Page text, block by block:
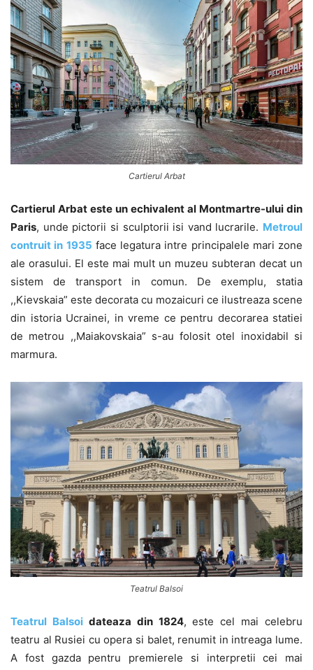
Cartierul Arbat
Cartierul Arbat este un echivalent al Montmartre-ului din
Paris, unde pictorii si sculptorii isi vand lucrarile. Metroul
contruit in 1935 face legatura intre principalele mari zone
ale orasului. El este mai mult un muzeu subteran decat un
sistem de transport in comun. De exemplu, statia
,,Kievskaia” este decorata cu mozaicuri ce ilustreaza scene
din istoria Ucrainei, in vreme ce pentru decorarea statiei
de metrou ,,Maiakovskaia” s-au folosit otel inoxidabil si
marmura.
Teatrul Balsoi
Teatrul Balsoidateaza din 1824, este cel mai celebru
teatru al Rusiei cu opera si balet, renumit in intreaga lume.
A fost gazda pentru premierele si interpretii cei mai